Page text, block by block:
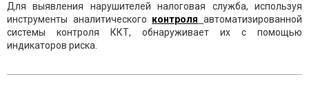
Для выявления нарушителей налоговая служба, используя
инструменты аналитического контроля автоматизированной
системы контроля ККТ, обнаруживает их с помощью
индикаторов риска.